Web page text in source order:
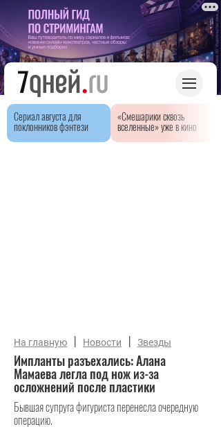
Сериал августа для
поклонников фэнтези
«Смешарики сквозь
вселенные» уже в кино
На главную | Новости | Звезды
Импланты разъехались: Алана
Мамаева легла под нож из-за
осложнений после пластики
Бывшая супруга фигуриста перенесла очередную
операцию.